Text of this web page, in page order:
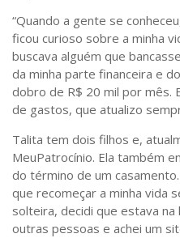
“Quando a gente se
ficou curioso sobre a minha
buscava alguém que
da minha parte financeira e
dobro de R$ 20 mil por mês.
de gastos, que atualizo
Talita tem dois filhos e,
MeuPatrocínio. Ela também
do término de um
que recomeçar a minha vida
solteira, decidi que estava
outras pessoas e achei um